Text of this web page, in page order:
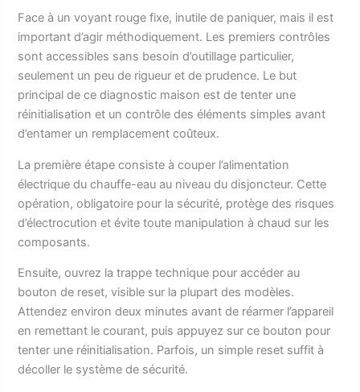
Face à un voyant rouge fixe, inutile de paniquer, mais il est
important d’agir méthodiquement. Les premiers contrôles
sont accessibles sans besoin d’outillage particulier,
seulement un peu de rigueur et de prudence. Le but
principal de ce diagnostic maison est de tenter une
réinitialisation et un contrôle des éléments simples avant
d’entamer un remplacement coûteux.
La première étape consiste à couper l’alimentation
électrique du chauffe-eau au niveau du disjoncteur. Cette
opération, obligatoire pour la sécurité, protège des risques
d’électrocution et évite toute manipulation à chaud sur les
composants.
Ensuite, ouvrez la trappe technique pour accéder au
bouton de reset, visible sur la plupart des modèles.
Attendez environ deux minutes avant de réarmer l’appareil
en remettant le courant, puis appuyez sur ce bouton pour
tenter une réinitialisation. Parfois, un simple reset suffit à
décoller le système de sécurité.